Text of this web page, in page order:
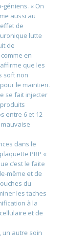
géniens. « On
aussi au
de
lutte
de
en
affirme que les
soft non
le maintien.
se fait injecter
entre 6 et 12
mauvaise
dans le
PRP «
c’est le faite
même et de
du
les taches
à la
et de
un autre soin